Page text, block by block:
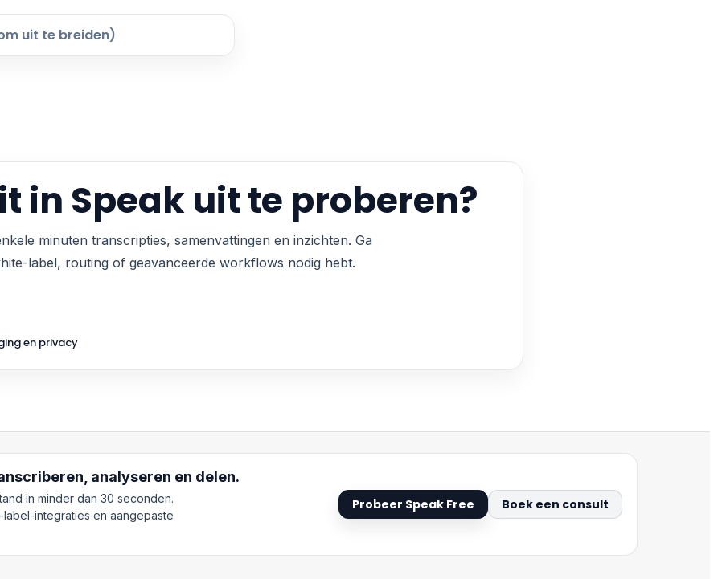
uit te breiden)
in Speak uit te proberen?
minuten transcripties, samenvattingen en inzichten. Ga
label, routing of geavanceerde workflows nodig hebt.
en privacy
analyseren en delen.
in minder dan 30 seconden.
integraties en aangepaste
Probeer Speak Free Boek een consult